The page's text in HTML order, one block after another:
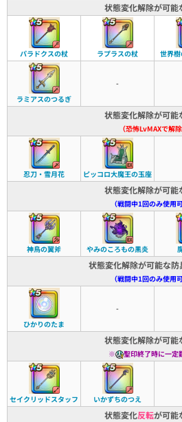
状態変化解除が可能
パラドクスの杖 ラプラスの杖 世界樹
ラミアスのつるぎ
-
状態変化解除が可能
（恐怖LvMAXで解除
忍刀・雪月花 ピッコロ大魔王の玉座
状態変化解除が可能
（戦闘中1回のみ使用
神鳥の翼斧 やみのころもの黒炎
状態変化解除が可能な防
（戦闘中1回のみ使用
ひかりのたま
-
状態変化解除が可能
※ 聖印終了時に一定
セイクリッドスタッフ いかずちのつえ
状態変化反転が可能